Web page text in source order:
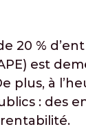
20 %
est
à
: des